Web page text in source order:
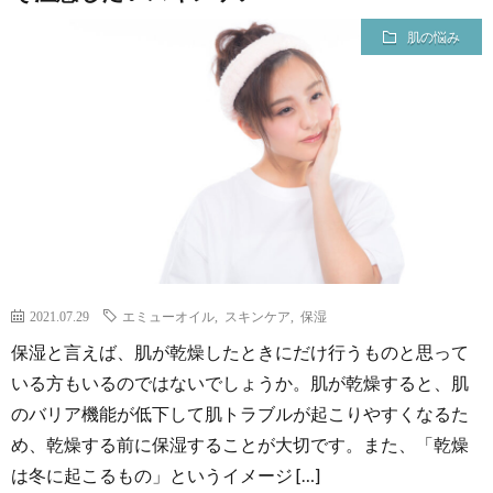
肌の悩み
2021.07.29 エミューオイル スキンケア 保湿
保湿と言えば、肌が乾燥したときにだけ行うものと思って
いる方もいるのではないでしょうか。肌が乾燥すると、肌
のバリア機能が低下して肌トラブルが起こりやすくなるた
め、乾燥する前に保湿することが大切です。また、「乾燥
は冬に起こるもの」というイメージ […]